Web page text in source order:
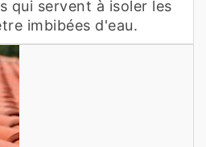
qui servent à isoler les
imbibées d'eau.